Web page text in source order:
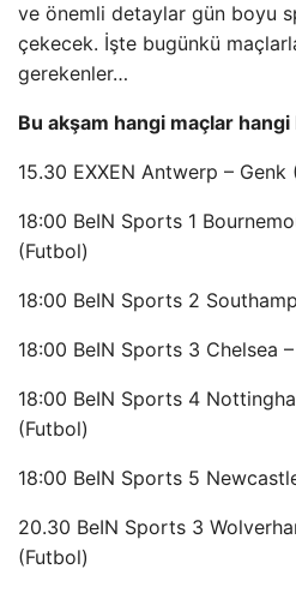
ve önemli detaylar gün boyu
çekecek. İşte bugünkü
gerekenler…
Bu akşam hangi maçlar
15.30 EXXEN Antwerp – Genk
18:00 BeIN Sports 1
(Futbol)
18:00 BeIN Sports 2
18:00 BeIN Sports 3 Chelsea
18:00 BeIN Sports 4
(Futbol)
18:00 BeIN Sports 5
20.30 BeIN Sports 3
(Futbol)